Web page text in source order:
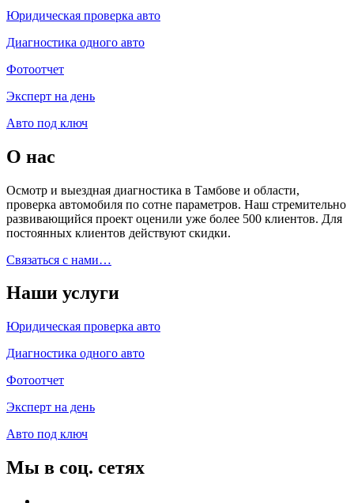
Юридическая проверка авто
Диагностика одного авто
Фотоотчет
Эксперт на день
Авто под ключ
О нас
Осмотр и выездная диагностика в Тамбове и области,
проверка автомобиля по сотне параметров. Наш стремительно
развивающийся проект оценили уже более 500 клиентов. Для
постоянных клиентов действуют скидки.
Связаться с нами…
Наши услуги
Юридическая проверка авто
Диагностика одного авто
Фотоотчет
Эксперт на день
Авто под ключ
Мы в соц. сетях